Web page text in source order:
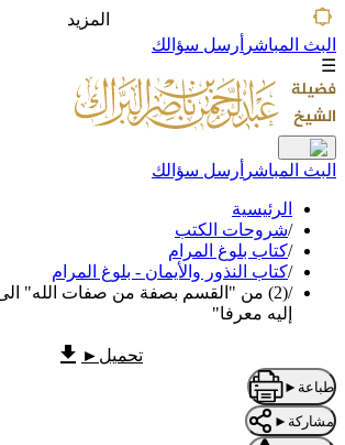
المزيد
البث المباشر أرسل سؤالك
☰
البث المباشر أرسل سؤالك
الرئيسية
/شروحات الكتب
/كتاب بلوغ المرام
/كتاب النذور والأيمان - بلوغ المرام
/
(2) من "القسم بصفة من صفات الله"
إليه معرفا"
تحميل ►
طباعة ►
مشاركة ►